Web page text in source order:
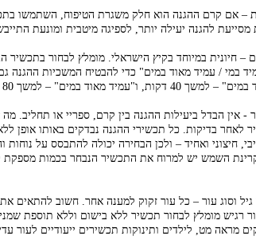
להגנה יעילה יותר, לספיגה מיטבית ומונעת
– חיונית במיוחד בקיץ הישראלי. מומלץ לבחור בתכשיר
במי / עמיד מאוד במים" כדי להבטיח המשכיות ההגנה
ו"עמיד מאוד במים" – למשך 80 דקות.(
לאחר בדיקות. כל תכשירי ההגנה נבדקים באותו אופן
חיצוני ואחיד – ולכן הבחירה יכולה להתבסס על
השמש יש למרוח את התכשיר הנבחר בכמות מספקת
וסוג עור – כל עור זקוק למענה אחר. חשוב להתאים את